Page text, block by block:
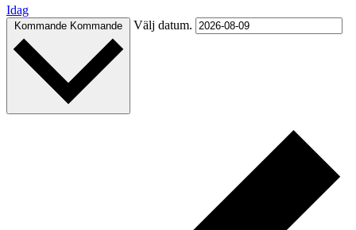
Idag
Kommande Kommande Välj datum.